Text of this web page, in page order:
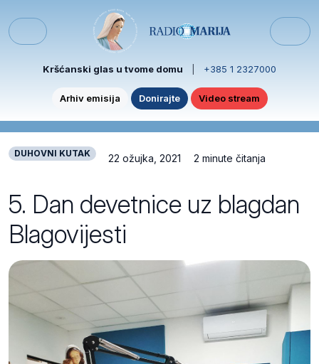
Menu
Kršćanski glas u tvome domu +385 1 2327000
Arhiv emisija Donirajte Video stream
DUHOVNI KUTAK 22 ožujka, 2021 2 minute čitanja
5. Dan devetnice uz blagdan
Blagovijesti